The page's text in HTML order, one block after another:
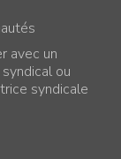
avec un
ou
syndicale